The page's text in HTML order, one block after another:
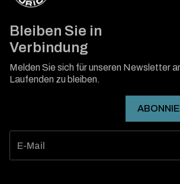
Bleiben Sie in
Verbindung
Melden Sie sich für unseren Newsletter
Laufenden zu bleiben.